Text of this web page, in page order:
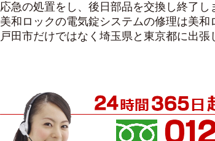
応急の処置をし、後日部品を交換し終了し
美和ロックの電気錠システムの修理は美
戸田市だけではなく埼玉県と東京都に出張